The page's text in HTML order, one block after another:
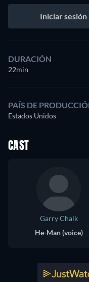
Iniciar sesión
DURACIÓN
22min
PAÍS DE
Estados Unidos
CAST
Garry Chalk
He-Man (voice)